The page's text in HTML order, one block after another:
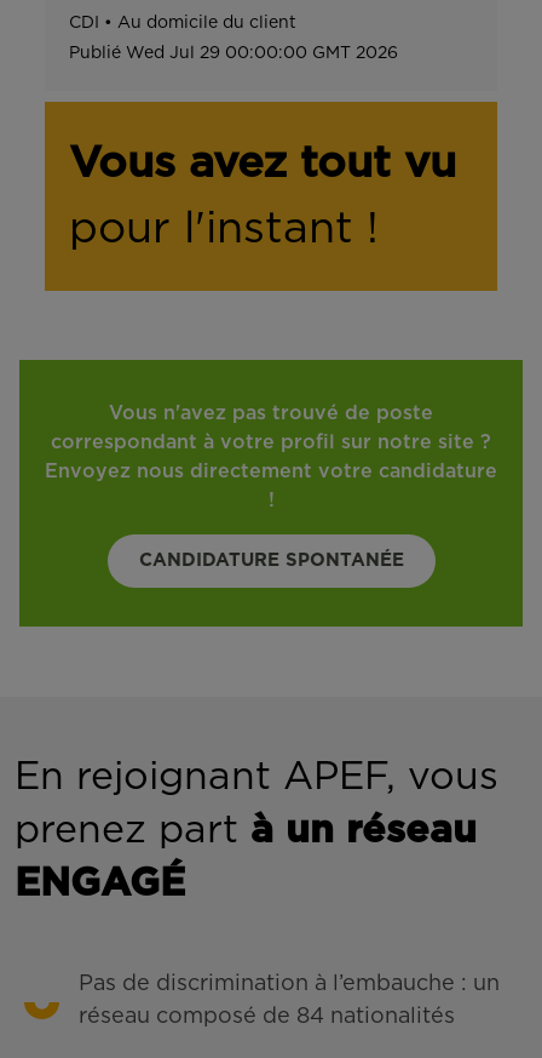
CDI • Au domicile du client
Publié Wed Jul 29 00:00:00 GMT 2026
Vous avez tout vu
pour l'instant !
Vous n'avez pas trouvé de poste
correspondant à votre profil sur notre site ?
Envoyez nous directement votre candidature
!
CANDIDATURE SPONTANÉE
En rejoignant APEF, vous
prenez part à un réseau
ENGAGÉ
Pas de discrimination à l’embauche : un
réseau composé de 84 nationalités